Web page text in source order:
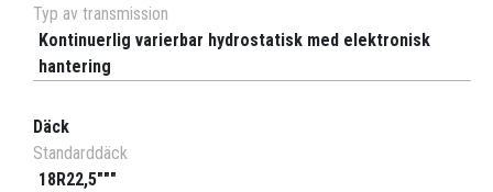
Typ av transmission
Kontinuerlig varierbar hydrostatisk med elektronisk
hantering
Däck
Standarddäck
18R22,5"""